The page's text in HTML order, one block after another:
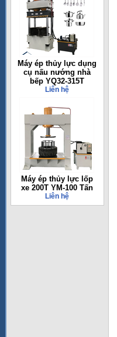
Máy ép thủy lực dụng
cụ nấu nướng nhà
bếp YQ32-315T
Liên hệ
Máy ép thủy lực lốp
xe 200T YM-100 Tấn
Liên hệ